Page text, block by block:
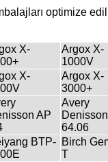
optimize
X-
Argox X-
1000V
X-
Argox X-
3000+
AP
Avery
64.06
BTP- Birch
T